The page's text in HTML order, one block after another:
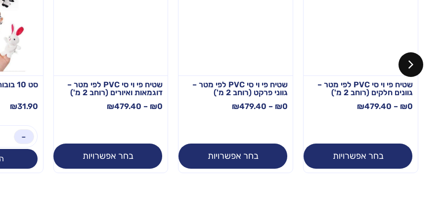
שטיח פי וי סי PVC לפי מטר –
גוונים חלקים (רוחב 2 מ')
₪0
–
₪479.40
בחר אפשרויות
שטיח פי וי סי PVC לפי מטר –
גווני פרקט (רוחב 2 מ')
₪0
–
₪479.40
בחר אפשרויות
שטיח פי וי סי PVC לפי מטר –
דוגמאות ואיורים (רוחב 2 מ')
₪0
–
₪479.40
בחר אפשרויות
סט 10 בובות אצבע חיות
₪31.90
-